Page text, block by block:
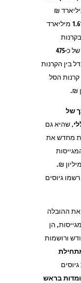
₪
סכום זה (של 1.61 מיליארד
של כ-475
בין הקרנות
קרנות הסל
₪.
של
, שהיא גם
מחדש את
מיליון ₪.
רשמו גיוסים
ההובלה
הן
ורושמות
בראש